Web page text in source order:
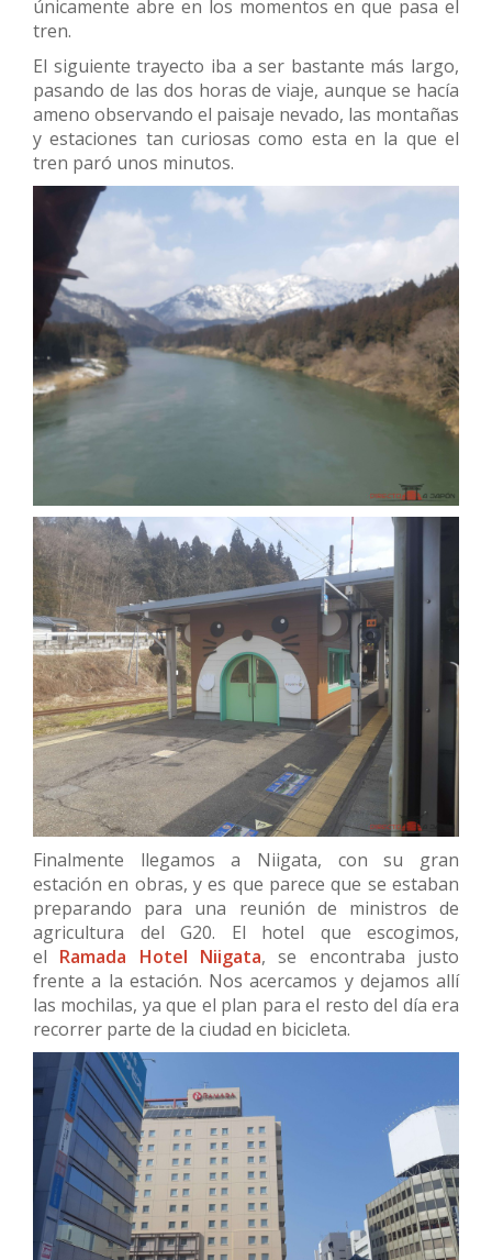
únicamente abre en los momentos en que pasa el
tren.
El siguiente trayecto iba a ser bastante más largo,
pasando de las dos horas de viaje, aunque se hacía
ameno observando el paisaje nevado, las montañas
y estaciones tan curiosas como esta en la que el
tren paró unos minutos.
Finalmente llegamos a Niigata, con su gran
estación en obras, y es que parece que se estaban
preparando para una reunión de ministros de
agricultura del G20. El hotel que escogimos,
el Ramada Hotel Niigata, se encontraba justo
frente a la estación. Nos acercamos y dejamos allí
las mochilas, ya que el plan para el resto del día era
recorrer parte de la ciudad en bicicleta.